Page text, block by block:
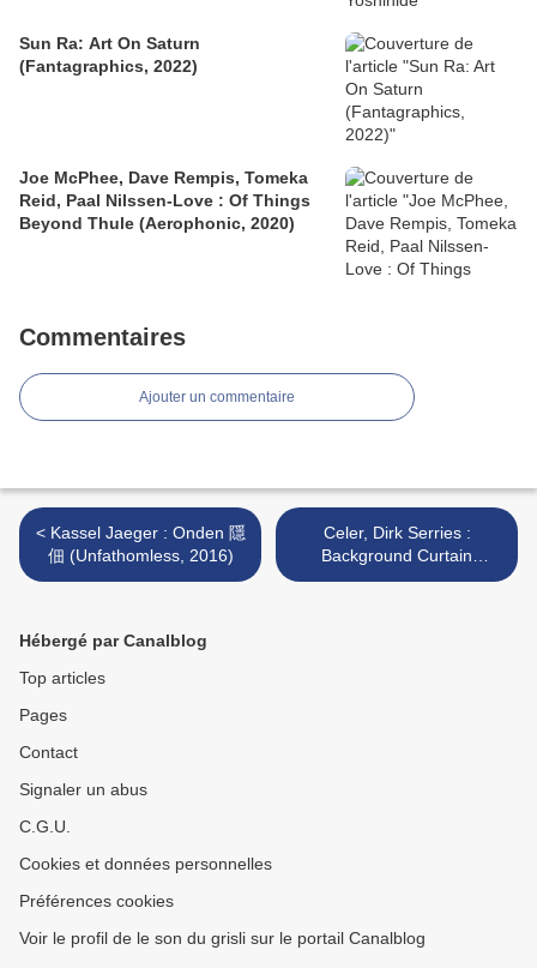
Sun Ra: Art On Saturn
(Fantagraphics, 2022)
Joe McPhee, Dave Rempis, Tomeka
Reid, Paal Nilssen-Love : Of Things
Beyond Thule (Aerophonic, 2020)
Commentaires
Ajouter un commentaire
< Kassel Jaeger : Onden 隱
佃 (Unfathomless, 2016)
Celer, Dirk Serries :
Background Curtain
(Zoharum, 2016) >
Hébergé par Canalblog
Top articles
Pages
Contact
Signaler un abus
C.G.U.
Cookies et données personnelles
Préférences cookies
Voir le profil de le son du grisli sur le portail Canalblog